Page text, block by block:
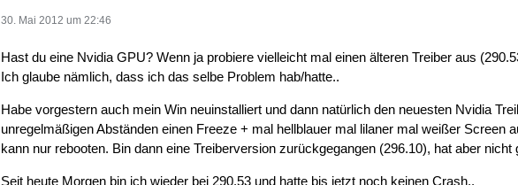
30. Mai 2012 um 22:46
Hast du eine Nvidia GPU? Wenn ja probiere vielleicht mal einen älteren Treiber aus
Ich glaube nämlich, dass ich das selbe Problem hab/hatte..
Habe vorgestern auch mein Win neuinstalliert und dann natürlich den neuesten Nvidia
unregelmäßigen Abständen einen Freeze + mal hellblauer mal lilaner mal weißer Screen
kann nur rebooten. Bin dann eine Treiberversion zurückgegangen (296.10), hat aber nicht
Seit heute Morgen bin ich wieder bei 290.53 und hatte bis jetzt noch keinen Crash..